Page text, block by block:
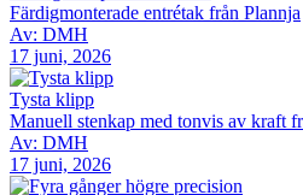
Färdigmonterade entrétak från Plannja
Av: DMH
17 juni, 2026
Tysta klipp
Manuell stenkap med tonvis av kraft
Av: DMH
17 juni, 2026